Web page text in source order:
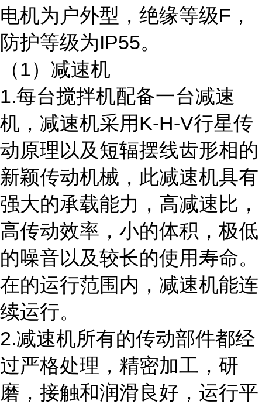
电机为户外型，绝缘等级F，
防护等级为IP55。
（1）减速机
1.每台搅拌机配备一台减速
机，减速机采用K-H-V行星传
动原理以及短辐摆线齿形相的
新颖传动机械，此减速机具有
强大的承载能力，高减速比，
高传动效率，小的体积，极低
的噪音以及较长的使用寿命。
在的运行范围内，减速机能连
续运行。
2.减速机所有的传动部件都经
过严格处理，精密加工，研
磨，接触和润滑良好，运行平